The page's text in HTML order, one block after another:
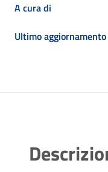
A cura di
Ultimo aggiornamento